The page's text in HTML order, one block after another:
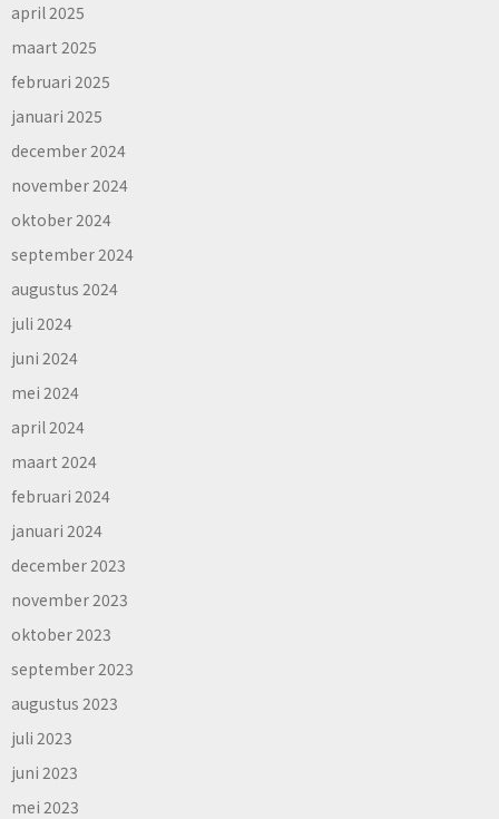
april 2025
maart 2025
februari 2025
januari 2025
december 2024
november 2024
oktober 2024
september 2024
augustus 2024
juli 2024
juni 2024
mei 2024
april 2024
maart 2024
februari 2024
januari 2024
december 2023
november 2023
oktober 2023
september 2023
augustus 2023
juli 2023
juni 2023
mei 2023